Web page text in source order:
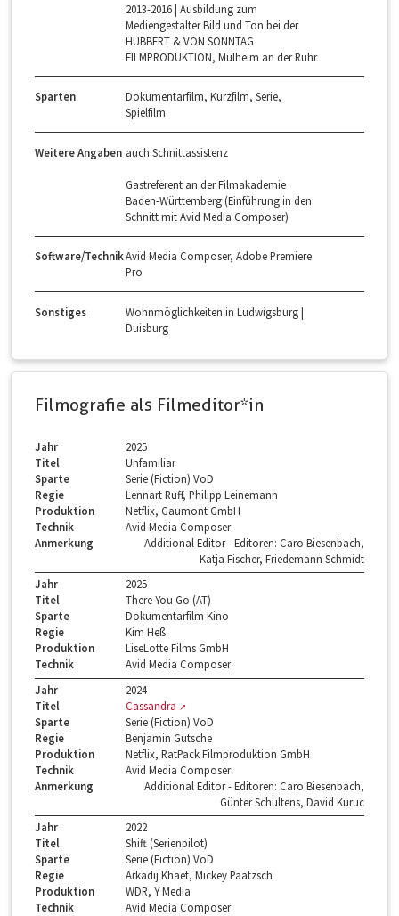
2013-2016 | Ausbildung zum
Mediengestalter Bild und Ton bei der
HUBBERT & VON SONNTAG
FILMPRODUKTION, Mülheim an der Ruhr
Sparten
Dokumentarfilm, Kurzfilm, Serie,
Spielfilm
Weitere Angaben auch Schnittassistenz
Gastreferent an der Filmakademie
Baden-Württemberg (Einführung in den
Schnitt mit Avid Media Composer)
Software/TechnikAvid Media Composer, Adobe Premiere
Pro
Sonstiges
Wohnmöglichkeiten in Ludwigsburg |
Duisburg
Filmografie als Filmeditor*in
Jahr
2025
Titel
Unfamiliar
Sparte
Serie (Fiction) VoD
Regie
Lennart Ruff, Philipp Leinemann
Produktion
Netflix, Gaumont GmbH
Technik
Avid Media Composer
Anmerkung
Additional Editor - Editoren: Caro Biesenbach,
Katja Fischer, Friedemann Schmidt
Jahr
2025
Titel
There You Go (AT)
Sparte
Dokumentarfilm Kino
Regie
Kim Heß
Produktion
LiseLotte Films GmbH
Technik
Avid Media Composer
Jahr
2024
Titel
Cassandra
Sparte
Serie (Fiction) VoD
Regie
Benjamin Gutsche
Produktion
Netflix, RatPack Filmproduktion GmbH
Technik
Avid Media Composer
Anmerkung
Additional Editor - Editoren: Caro Biesenbach,
Günter Schultens, David Kuruc
Jahr
2022
Titel
Shift (Serienpilot)
Sparte
Serie (Fiction) VoD
Regie
Arkadij Khaet, Mickey Paatzsch
Produktion
WDR, Y Media
Technik
Avid Media Composer